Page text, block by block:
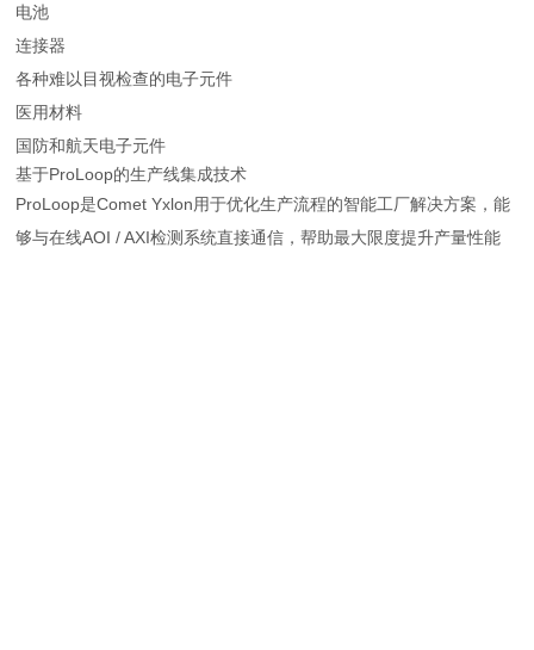
电池
连接器
各种难以目视检查的电子元件
医用材料
国防和航天电子元件
基于ProLoop的生产线集成技术
ProLoop是Comet Yxlon用于优化生产流程的智能工厂解决方案，能
够与在线AOI / AXI检测系统直接通信，帮助最大限度提升产量性能